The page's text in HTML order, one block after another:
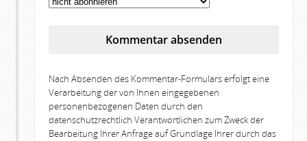
Kommentar absenden
Nach Absenden des Kommentar-Formulars erfolgt eine
Verarbeitung der von Ihnen eingegebenen
personenbezogenen Daten durch den
datenschutzrechtlich Verantwortlichen zum Zweck der
Bearbeitung Ihrer Anfrage auf Grundlage Ihrer durch das